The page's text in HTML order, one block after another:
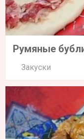
Румяные
Закуски